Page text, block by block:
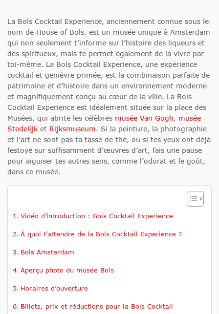
La Bols Cocktail Experience, anciennement connue sous le
nom de House of Bols, est un musée unique à Amsterdam
qui non seulement t’informe sur l’histoire des liqueurs et
des spiritueux, mais te permet également de la vivre par
toi-même. La Bols Cocktail Experience, une expérience
cocktail et genièvre primée, est la combinaison parfaite de
patrimoine et d’histoire dans un environnement moderne
et magnifiquement conçu au cœur de la ville. La Bols
Cocktail Experience est idéalement située sur la place des
Musées, qui abrite les célèbres musée Van Gogh, musée
Stedelijk et Rijksmuseum. Si la peinture, la photographie
et l’art ne sont pas ta tasse de thé, ou si tes yeux ont déjà
festoyé sur suffisamment d’œuvres d’art, fais une pause
pour aiguiser tes autres sens, comme l’odorat et le goût,
dans ce musée.
Vidéo d’introduction : Bols Cocktail Experience
À quoi t’attendre de la Bols Cocktail Experience ?
Bols Amsterdam
Aperçu photo du musée Bols
Horaires d’ouverture
Billets, prix et réductions pour la Bols Cocktail